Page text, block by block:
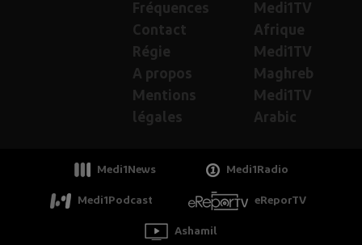
Medi1TV
Afrique
Medi1TV
Maghreb
Medi1TV
Arabic
Fréquences
Contact
Régie
A propos
Mentions
légales
Medi1News Medi1Radio
Medi1Podcast eReporTV
Ashamil